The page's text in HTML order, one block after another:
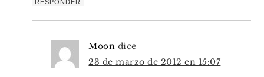
RESPONDER
Moon dice
23 de marzo de 2012 en 15:07